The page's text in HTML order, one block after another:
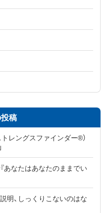
稿
レングスファインダー®）
あなたはあなたのままでい
明、しっくりこないのはな